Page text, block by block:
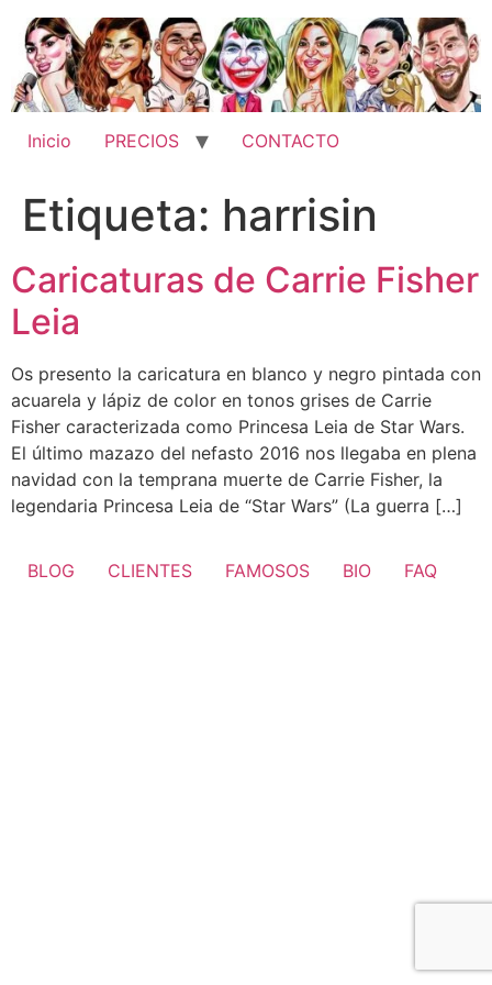
contenido
Inicio PRECIOS CONTACTO
Etiqueta: harrisin
Caricaturas de Carrie Fisher
Leia
Os presento la caricatura en blanco y negro pintada con
acuarela y lápiz de color en tonos grises de Carrie
Fisher caracterizada como Princesa Leia de Star Wars.
El último mazazo del nefasto 2016 nos llegaba en plena
navidad con la temprana muerte de Carrie Fisher, la
legendaria Princesa Leia de “Star Wars” (La guerra […]
BLOG CLIENTES FAMOSOS BIO FAQ